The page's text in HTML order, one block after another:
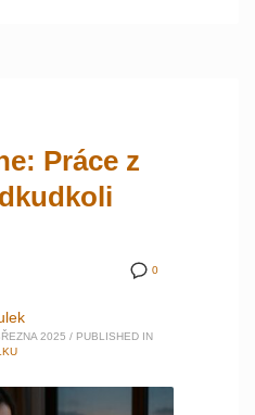
Práce z
0
2025 / PUBLISHED IN